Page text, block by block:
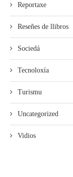
Reportaxe
Reseñes de llibros
Sociedá
Tecnoloxía
Turismu
Uncategorized
Vidios